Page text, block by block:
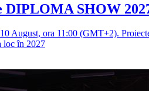
DIPLOMA SHOW
August, ora 11:00 (GMT+2).
loc în 2027